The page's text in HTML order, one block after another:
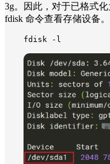
3g。因此，对于已格式
fdisk 命令查看存储设备。
fdisk -l